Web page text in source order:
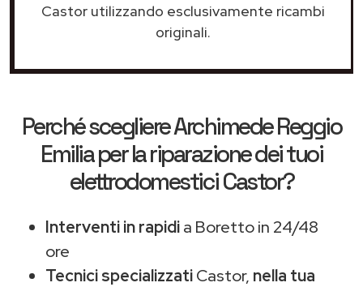
Castor utilizzando esclusivamente ricambi
originali.
Perché scegliereArchimede Reggio
Emiliaper la riparazione dei tuoi
elettrodomestici Castor?
Interventi in rapidia Boretto in 24/48
ore
Tecnici specializzatiCastor, nella tua